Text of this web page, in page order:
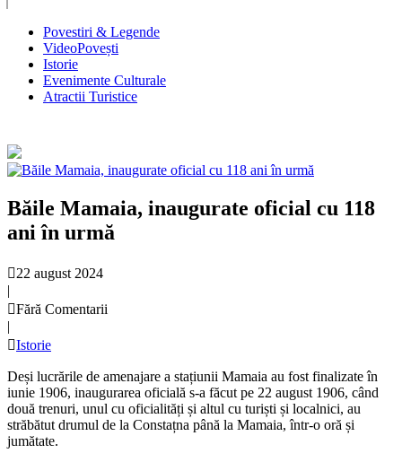
Povestiri & Legende
VideoPovești
Istorie
Evenimente Culturale
Atractii Turistice
Băile Mamaia, inaugurate oficial cu 118
ani în urmă
22 august 2024
|
Fără Comentarii
|
Istorie
Deși lucrările de amenajare a stațiunii Mamaia au fost finalizate în
iunie 1906, inaugurarea oficială s-a făcut pe 22 august 1906, când
două trenuri, unul cu oficialități și altul cu turiști și localnici, au
străbătut drumul de la Constațna până la Mamaia, într-o oră și
jumătate.